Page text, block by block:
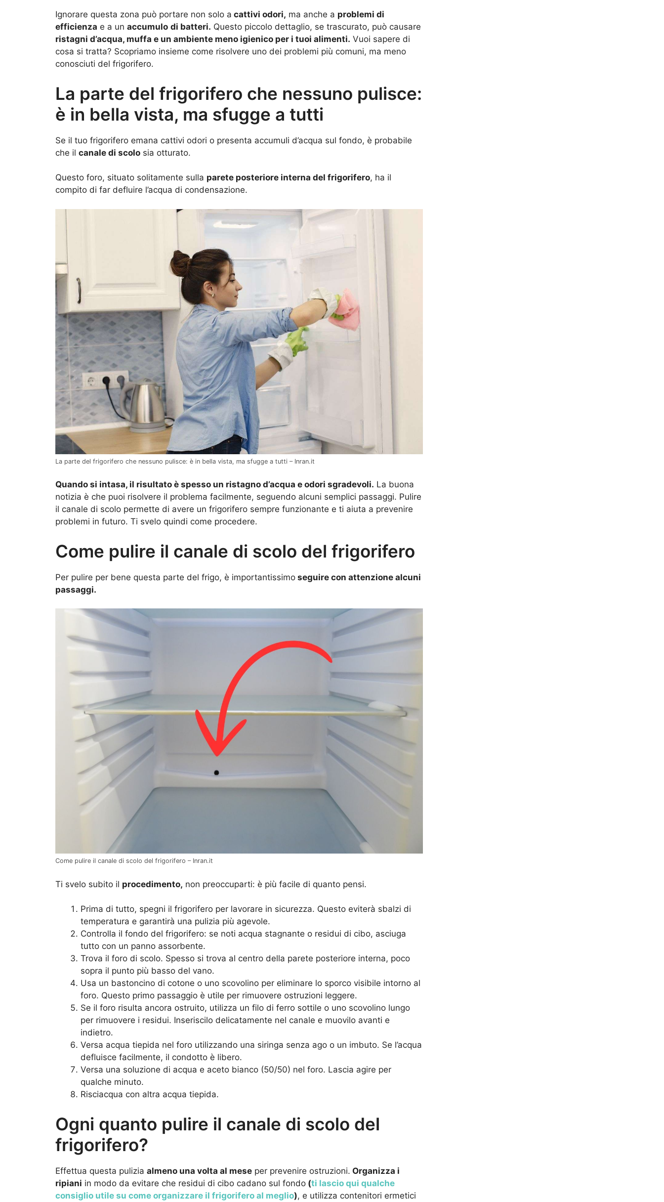
Ignorare questa zona può portare non solo a cattivi odori, ma anche a problemi di
efficienza e a un accumulo di batteri. Questo piccolo dettaglio, se trascurato, può causare
ristagni d’acqua, muffa e un ambiente meno igienico per i tuoi alimenti. Vuoi sapere di
cosa si tratta? Scopriamo insieme come risolvere uno dei problemi più comuni, ma meno
conosciuti del frigorifero.
La parte del frigorifero che nessuno pulisce:
è in bella vista, ma sfugge a tutti
Se il tuo frigorifero emana cattivi odori o presenta accumuli d’acqua sul fondo, è probabile
che il canale di scolo sia otturato.
Questo foro, situato solitamente sulla parete posteriore interna del frigorifero, ha il
compito di far defluire l’acqua di condensazione.
La parte del frigorifero che nessuno pulisce: è in bella vista, ma sfugge a tutti – Inran.it
Quando si intasa, il risultato è spesso un ristagno d’acqua e odori sgradevoli. La buona
notizia è che puoi risolvere il problema facilmente, seguendo alcuni semplici passaggi. Pulire
il canale di scolo permette di avere un frigorifero sempre funzionante e ti aiuta a prevenire
problemi in futuro. Ti svelo quindi come procedere.
Come pulire il canale di scolo del frigorifero
Per pulire per bene questa parte del frigo, è importantissimo seguire con attenzione alcuni
passaggi.
Come pulire il canale di scolo del frigorifero – Inran.it
Ti svelo subito il procedimento, non preoccuparti: è più facile di quanto pensi.
Prima di tutto, spegni il frigorifero per lavorare in sicurezza. Questo eviterà sbalzi di
temperatura e garantirà una pulizia più agevole.
Controlla il fondo del frigorifero: se noti acqua stagnante o residui di cibo, asciuga
tutto con un panno assorbente.
Trova il foro di scolo. Spesso si trova al centro della parete posteriore interna, poco
sopra il punto più basso del vano.
Usa un bastoncino di cotone o uno scovolino per eliminare lo sporco visibile intorno al
foro. Questo primo passaggio è utile per rimuovere ostruzioni leggere.
Se il foro risulta ancora ostruito, utilizza un filo di ferro sottile o uno scovolino lungo
per rimuovere i residui. Inseriscilo delicatamente nel canale e muovilo avanti e
indietro.
Versa acqua tiepida nel foro utilizzando una siringa senza ago o un imbuto. Se l’acqua
defluisce facilmente, il condotto è libero.
Versa una soluzione di acqua e aceto bianco (50/50) nel foro. Lascia agire per
qualche minuto.
Risciacqua con altra acqua tiepida.
Ogni quanto pulire il canale di scolo del
frigorifero?
Effettua questa pulizia almeno una volta al mese per prevenire ostruzioni. Organizza i
ripiani in modo da evitare che residui di cibo cadano sul fondo (ti lascio qui qualche
consiglio utile su come organizzare il frigorifero al meglio), e utilizza contenitori ermetici